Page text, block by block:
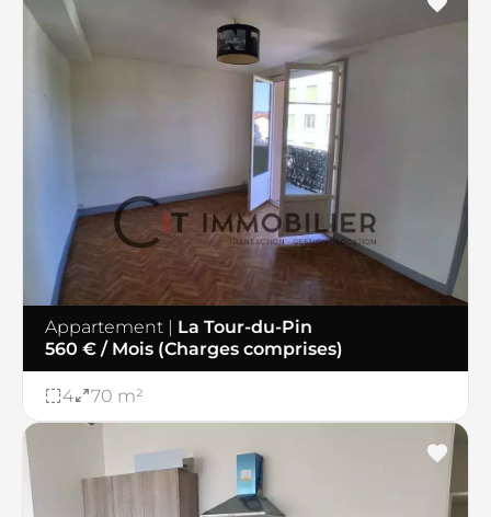
Appartement
La Tour-du-Pin
560 € / Mois (Charges comprises)
4 70 m²